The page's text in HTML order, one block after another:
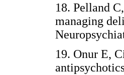
18. Pelland
managing
19. Onur E,